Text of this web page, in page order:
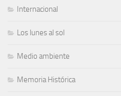
Internacional
Los lunes al sol
Medio ambiente
Memoria Histórica